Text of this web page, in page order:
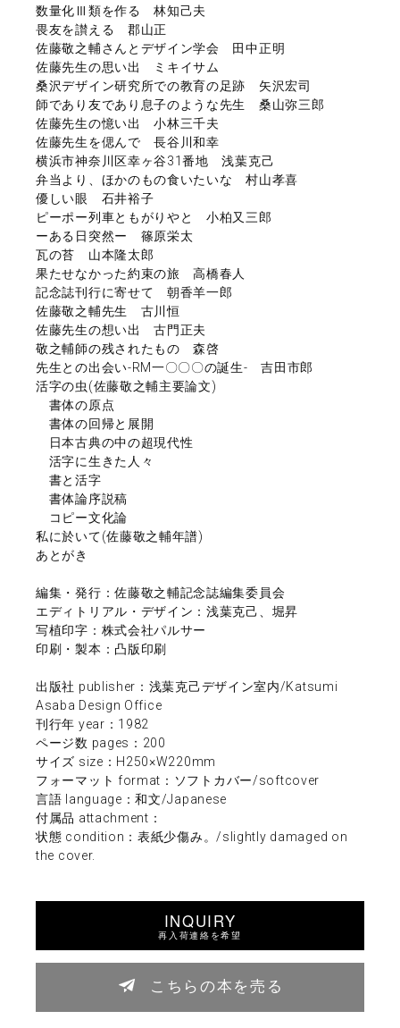
数量化Ⅲ類を作る 林知己夫
畏友を讃える 郡山正
佐藤敬之輔さんとデザイン学会 田中正明
佐藤先生の思い出 ミキイサム
桑沢デザイン研究所での教育の足跡 矢沢宏司
師であり友であり息子のような先生 桑山弥三郎
佐藤先生の憶い出 小林三千夫
佐藤先生を偲んで 長谷川和幸
横浜市神奈川区幸ヶ谷31番地 浅葉克己
弁当より、ほかのもの食いたいな 村山孝喜
優しい眼 石井裕子
ピーポー列車ともがりやと 小柏又三郎
ーある日突然ー 篠原栄太
瓦の苔 山本隆太郎
果たせなかった約束の旅 高橋春人
記念誌刊行に寄せて 朝香羊一郎
佐藤敬之輔先生 古川恒
佐藤先生の想い出 古門正夫
敬之輔師の残されたもの 森啓
先生との出会い-RM一〇〇〇の誕生- 吉田市郎
活字の虫(佐藤敬之輔主要論文)
書体の原点
書体の回帰と展開
日本古典の中の超現代性
活字に生きた人々
書と活字
書体論序説稿
コピー文化論
私に於いて(佐藤敬之輔年譜)
あとがき
編集・発行：佐藤敬之輔記念誌編集委員会
エディトリアル・デザイン：浅葉克己、堀昇
写植印字：株式会社パルサー
印刷・製本：凸版印刷
出版社 publisher：浅葉克己デザイン室内/Katsumi
Asaba Design Office
刊行年 year：1982
ページ数 pages：200
サイズ size：H250×W220mm
フォーマット format：ソフトカバー/softcover
言語 language：和文/Japanese
付属品 attachment：
状態 condition：表紙少傷み。/slightly damaged on
the cover.
INQUIRY
再入荷連絡を希望
こちらの本を売る